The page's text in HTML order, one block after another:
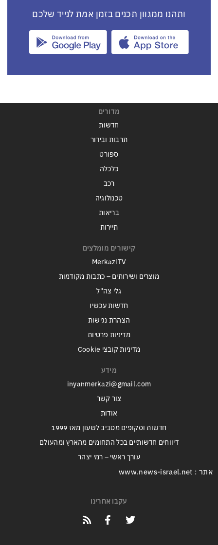
ותהנו ממגוון תכנים בזמן אמת לנייד שלכם
מדורים
חדשות
תרבות ובידור
ספורט
כלכלה
רכב
טכנולוגיה
בריאות
תיירות
קישורים מומלצים
MerkaziTV
מוצרים ושירותים – כתבות מקודמות
גלי צה"ל
חדשות עכשיו
הצהרת נגישות
מדיניות פרטיות
מדיניות קובצי Cookie
מידע
inyanmerkazi@gmail.com
צור קשר
אודות
חדשות וסקופים מסביב לשעון מאז 1999
דיווחים חדשותיים בכל התחומים מהארץ ומהעולם
עורך ראשי – רמי יצהר
אתר : www.news-israel.net
עקבו אחרינו